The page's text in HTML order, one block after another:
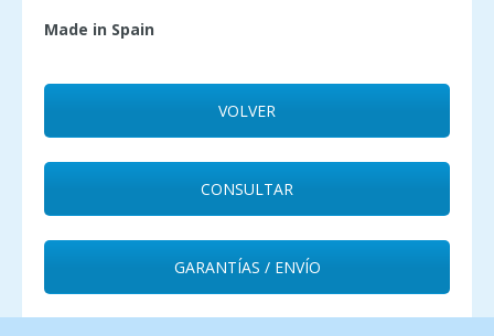
Made in Spain
VOLVER
CONSULTAR
GARANTÍAS / ENVÍO